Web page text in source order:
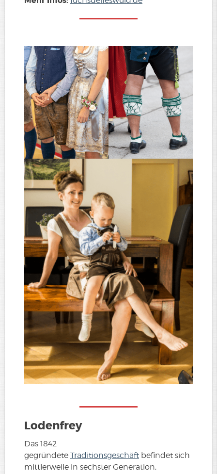
Lodenfrey
Das 1842
gegründete Traditionsgeschäft befindet sich
mittlerweile in sechster Generation,